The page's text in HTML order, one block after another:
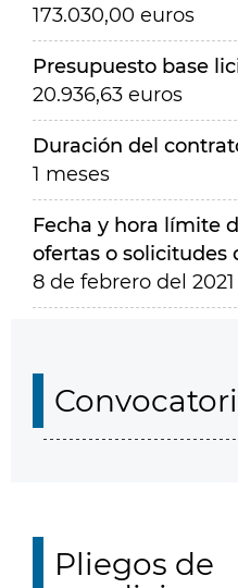
173.030,00 euros
Presupuesto base
20.936,63 euros
Duración del
1 meses
Fecha y hora límite
ofertas o solicitudes
8 de febrero del 2021
Pliegos de